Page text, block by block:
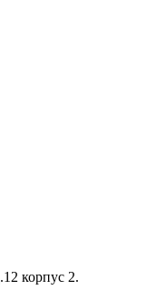
корпус 2.